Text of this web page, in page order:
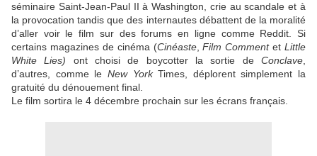
séminaire Saint-Jean-Paul II à Washington, crie au scandale et à
la provocation tandis que des internautes débattent de la moralité
d’aller voir le film sur des forums en ligne comme Reddit. Si
certains magazines de cinéma (Cinéaste,Film Commentet Little
White Lies) ont choisi de boycotter la sortie deConclave
d’autres, comme le New YorkTimes, déplorentsimplement la
gratuité du dénouement final.
Le film sortira le 4 décembre prochain sur les écrans français.